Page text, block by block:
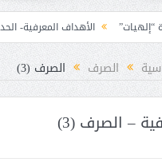
الأهداف المعرفية- الحديث
الصرف الصرف (3)
– الصرف (3)